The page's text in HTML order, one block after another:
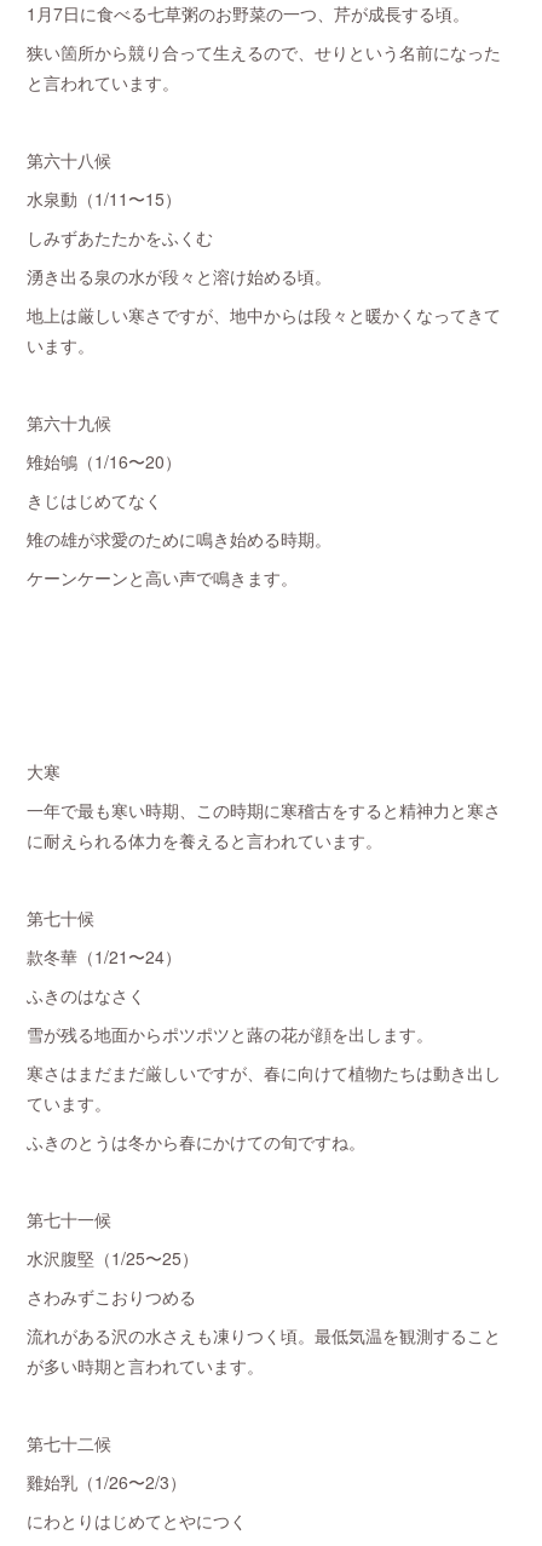
1月7日に食べる七草粥のお野菜の一つ、芹が成長する頃。
狭い箇所から競り合って生えるので、せりという名前になった
と言われています。
第六十八候
水泉動（1/11〜15）
しみずあたたかをふくむ
湧き出る泉の水が段々と溶け始める頃。
地上は厳しい寒さですが、地中からは段々と暖かくなってきて
います。
第六十九候
雉始鴝（1/16〜20）
きじはじめてなく
雉の雄が求愛のために鳴き始める時期。
ケーンケーンと高い声で鳴きます。
大寒
一年で最も寒い時期、この時期に寒稽古をすると精神力と寒さ
に耐えられる体力を養えると言われています。
第七十候
款冬華（1/21〜24）
ふきのはなさく
雪が残る地面からポツポツと蕗の花が顔を出します。
寒さはまだまだ厳しいですが、春に向けて植物たちは動き出し
ています。
ふきのとうは冬から春にかけての旬ですね。
第七十一候
水沢腹堅（1/25〜25）
さわみずこおりつめる
流れがある沢の水さえも凍りつく頃。最低気温を観測すること
が多い時期と言われています。
第七十二候
雞始乳（1/26〜2/3）
にわとりはじめてとやにつく